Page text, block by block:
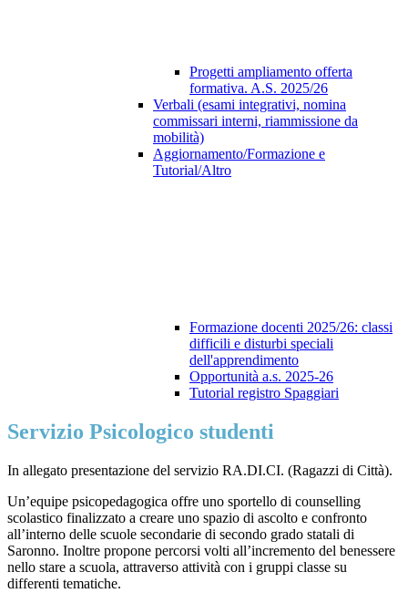
Progetti ampliamento offerta
formativa. A.S. 2025/26
Verbali (esami integrativi, nomina
commissari interni, riammissione da
mobilità)
Aggiornamento/Formazione e
Tutorial/Altro
Formazione docenti 2025/26: classi
difficili e disturbi speciali
dell'apprendimento
Opportunità a.s. 2025-26
Tutorial registro Spaggiari
Servizio Psicologico studenti
In allegato presentazione del servizio RA.DI.CI. (Ragazzi di Città).
Un’equipe psicopedagogica offre uno sportello di counselling
scolastico finalizzato a creare uno spazio di ascolto e confronto
all’interno delle scuole secondarie di secondo grado statali di
Saronno. Inoltre propone percorsi volti all’incremento del benessere
nello stare a scuola, attraverso attività con i gruppi classe su
differenti tematiche.